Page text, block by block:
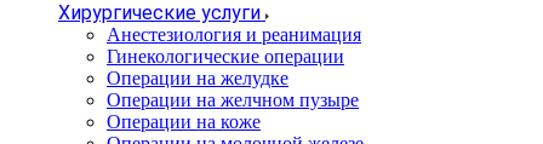
Хирургические услуги
Анестезиология и реанимация
Гинекологические операции
Операции на желудке
Операции на желчном пузыре
Операции на коже